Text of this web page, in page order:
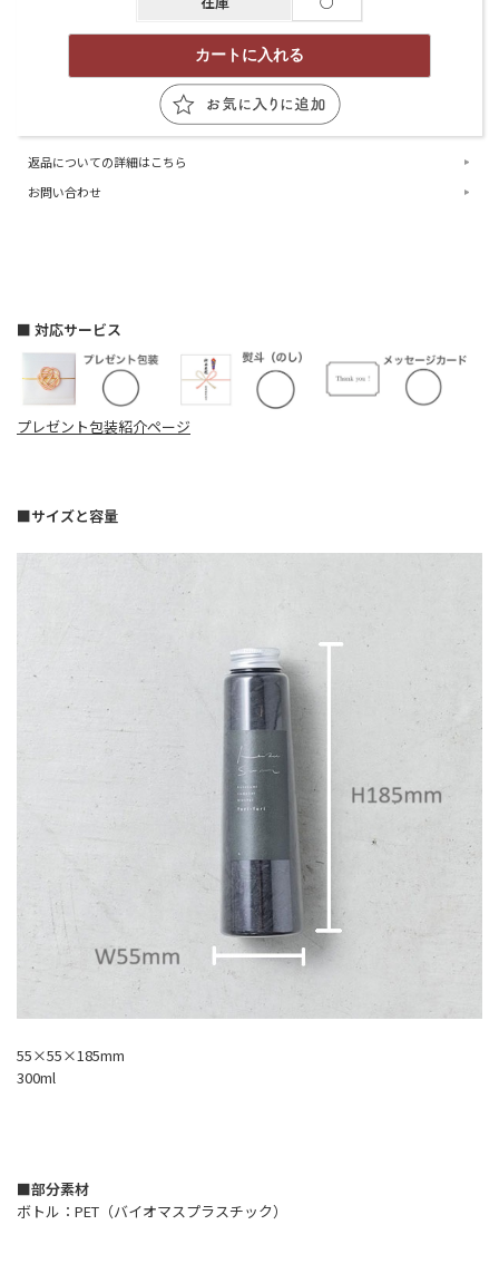
返品についての詳細はこちら
お問い合わせ
■ 対応サービス
プレゼント包装紹介ページ
■サイズと容量
55×55×185mm
300ml
■部分素材
ボトル：PET（バイオマスプラスチック）